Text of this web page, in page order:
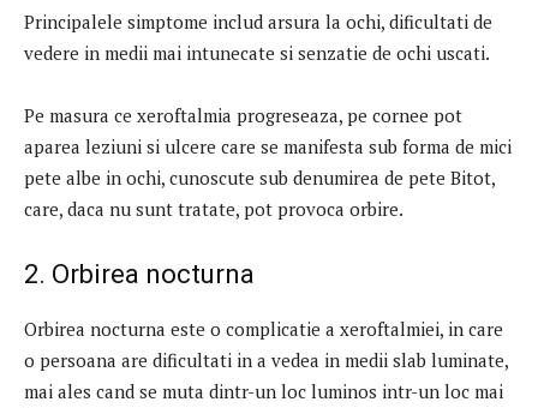
Principalele simptome includ arsura la ochi, dificultati de
vedere in medii mai intunecate si senzatie de ochi uscati.
Pe masura ce xeroftalmia progreseaza, pe cornee pot
aparea leziuni si ulcere care se manifesta sub forma de mici
pete albe in ochi, cunoscute sub denumirea de pete Bitot,
care, daca nu sunt tratate, pot provoca orbire.
2. Orbirea nocturna
Orbirea nocturna este o complicatie a xeroftalmiei, in care
o persoana are dificultati in a vedea in medii slab luminate,
mai ales cand se muta dintr-un loc luminos intr-un loc mai